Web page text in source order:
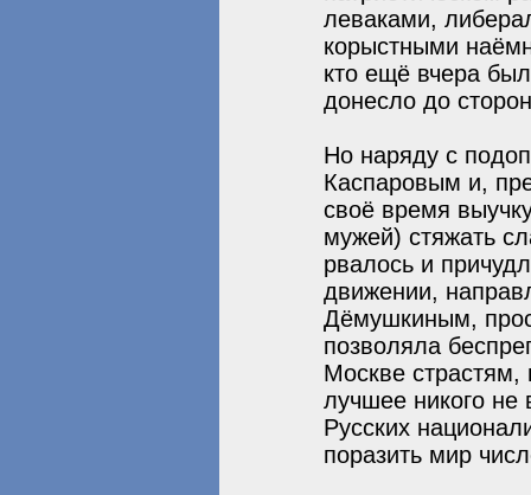
леваками,
корыстными
кто ещё вчера
донесло до
Но наряду с
Каспаровым и,
своё время
мужей) стяжать
рвалось и
движении,
Дёмушкиным,
позволяла
Москве страстям,
лучшее никого
Русских
поразить мир